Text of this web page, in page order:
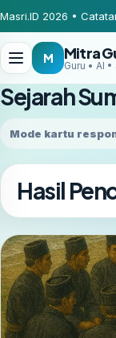
Masri.ID 2026 •
M Mitra
Sejarah
Mode kartu
Hasil